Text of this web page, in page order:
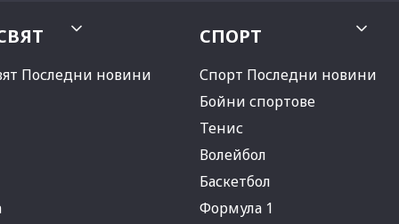
Последни новини
СПОРТ
Спорт Последни новини
Бойни спортове
Тенис
Волейбол
Баскетбол
Формула 1